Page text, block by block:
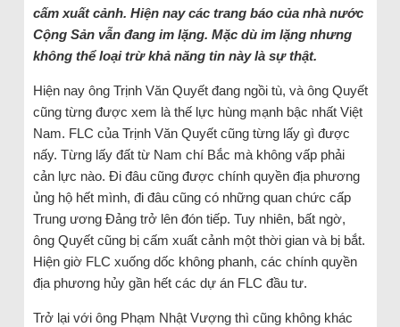
cấm xuất cảnh. Hiện nay các trang báo của nhà nước
Cộng Sản vẫn đang im lặng. Mặc dù im lặng nhưng
không thể loại trừ khả năng tin này là sự thật.
Hiện nay ông Trịnh Văn Quyết đang ngồi tù, và ông Quyết
cũng từng được xem là thế lực hùng mạnh bậc nhất Việt
Nam. FLC của Trịnh Văn Quyết cũng từng lấy gì được
nấy. Từng lấy đất từ Nam chí Bắc mà không vấp phải
cản lực nào. Đi đâu cũng được chính quyền địa phương
ủng hộ hết mình, đi đâu cũng có những quan chức cấp
Trung ương Đảng trở lên đón tiếp. Tuy nhiên, bất ngờ,
ông Quyết cũng bị cấm xuất cảnh một thời gian và bị bắt.
Hiện giờ FLC xuống dốc không phanh, các chính quyền
địa phương hủy gần hết các dự án FLC đầu tư.
Trở lại với ông Phạm Nhật Vượng thì cũng không khác